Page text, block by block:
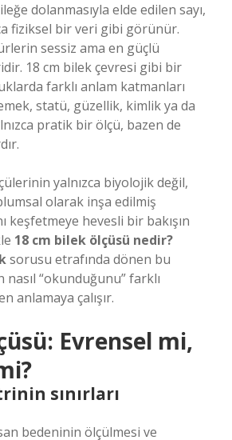
dolanmasıyla elde edilen sayı,
fiziksel bir veri gibi görünür.
sessiz ama en güçlü
18 cm bilek çevresi gibi bir
farklı anlam katmanları
statü, güzellik, kimlik ya da
pratik bir ölçü, bazen de
yalnızca biyolojik değil,
olarak inşa edilmiş
keşfetmeye hevesli bir bakışın
18 cm bilek ölçüsü nedir?
sorusu etrafında dönen bu
nasıl “okunduğunu” farklı
anlamaya çalışır.
Evrensel mi,
sınırları
bedeninin ölçülmesi ve